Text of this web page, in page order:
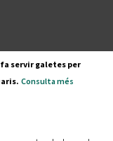
servir galetes per
Consulta més